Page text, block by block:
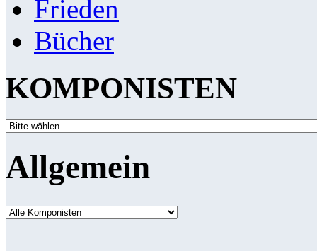
Frieden
Bücher
KOMPONISTEN
Allgemein